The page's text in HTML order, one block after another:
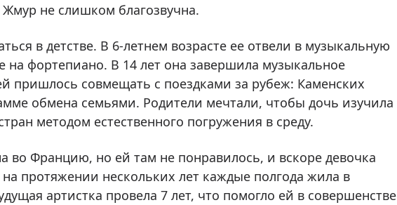
Жмур не слишком благозвучна.
в детстве. В 6-летнем возрасте ее отвели в музыкальную
на фортепиано. В 14 лет она завершила музыкальное
пришлось совмещать с поездками за рубеж: Каменских
обмена семьями. Родители мечтали, чтобы дочь изучила
методом естественного погружения в среду.
во Францию, но ей там не понравилось, и вскоре девочка
на протяжении нескольких лет каждые полгода жила в
артистка провела 7 лет, что помогло ей в совершенстве